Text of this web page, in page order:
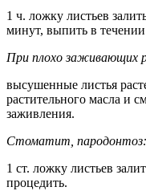
1 ч. ложку листьев
минут, выпить в
При плохо заживающих
высушенные листья
растительного масла и
заживления.
Стоматит, пародонтоз:
1 ст. ложку листьев
процедить.